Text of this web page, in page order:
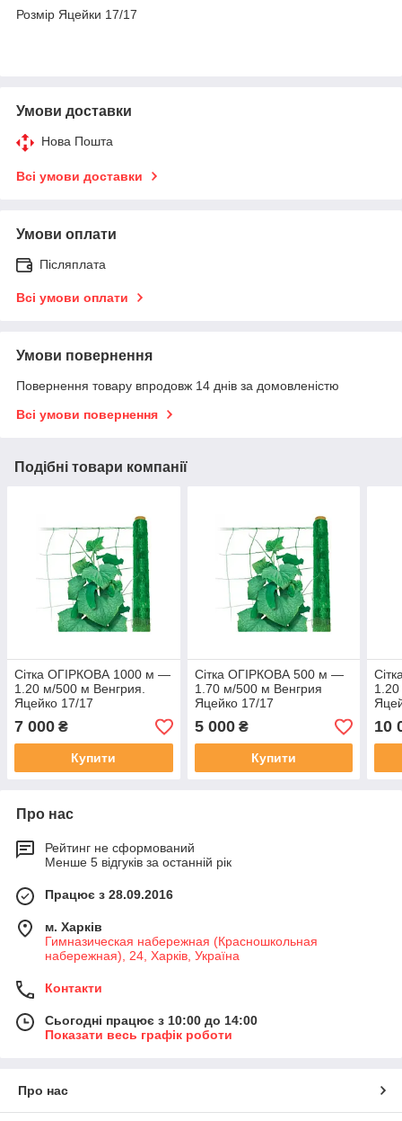
Розмір Яцейки 17/17
Умови доставки
Нова Пошта
Всі умови доставки
Умови оплати
Післяплата
Всі умови оплати
Умови повернення
Повернення товару впродовж 14 днів за домовленістю
Всі умови повернення
Подібні товари компанії
Сітка ОГІРКОВА 1000 м —
1.20 м/500 м Венгрия.
Яцейко 17/17
7 000 ₴
Купити
Сітка ОГІРКОВА 500 м —
1.70 м/500 м Венгрия
Яцейко 17/17
5 000₴
Купити
10
Про нас
Рейтинг не сформований
Менше 5 відгуків за останній рік
Працює з 28.09.2016
м. Харків
Гимназическая набережная (Красношкольная
набережная), 24, Харків, Україна
Контакти
Сьогодні працює з 10:00 до 14:00
Показати весь графік роботи
Про нас